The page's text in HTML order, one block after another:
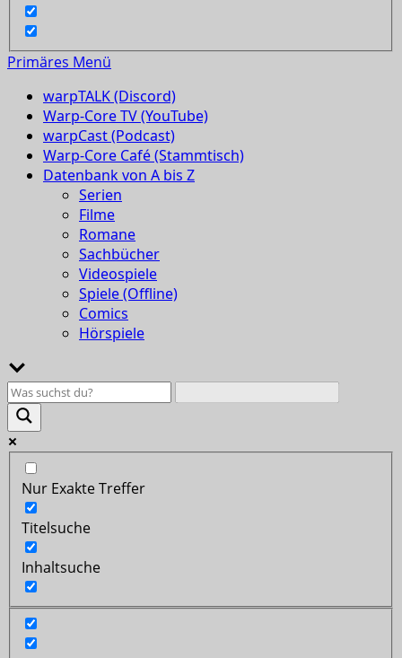
Primäres Menü
warpTALK (Discord)
Warp-Core TV (YouTube)
warpCast (Podcast)
Warp-Core Café (Stammtisch)
Datenbank von A bis Z
Serien
Filme
Romane
Sachbücher
Videospiele
Spiele (Offline)
Comics
Hörspiele
Nur Exakte Treffer
Titelsuche
Inhaltsuche